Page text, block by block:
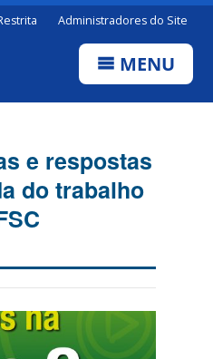
Administradores do Site
MENU
e respostas
do trabalho